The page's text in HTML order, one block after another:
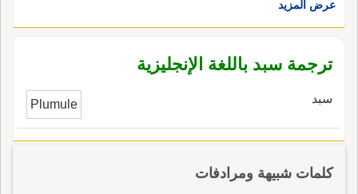
عرض المزيد
ترجمة سبد باللغة الإنجليزية
سبد Plumule
كلمات شبيهة ومرادفات